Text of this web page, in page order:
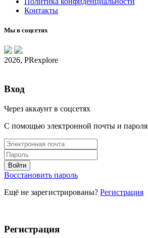
Контакты
Мы в соцсетях
2026, PRexplore
Вход
Через аккаунт в соцсетях
С помощью электронной почты и пароля
Восстановить пароль
Ещё не зарегистрированы? Регистрация
Регистрация